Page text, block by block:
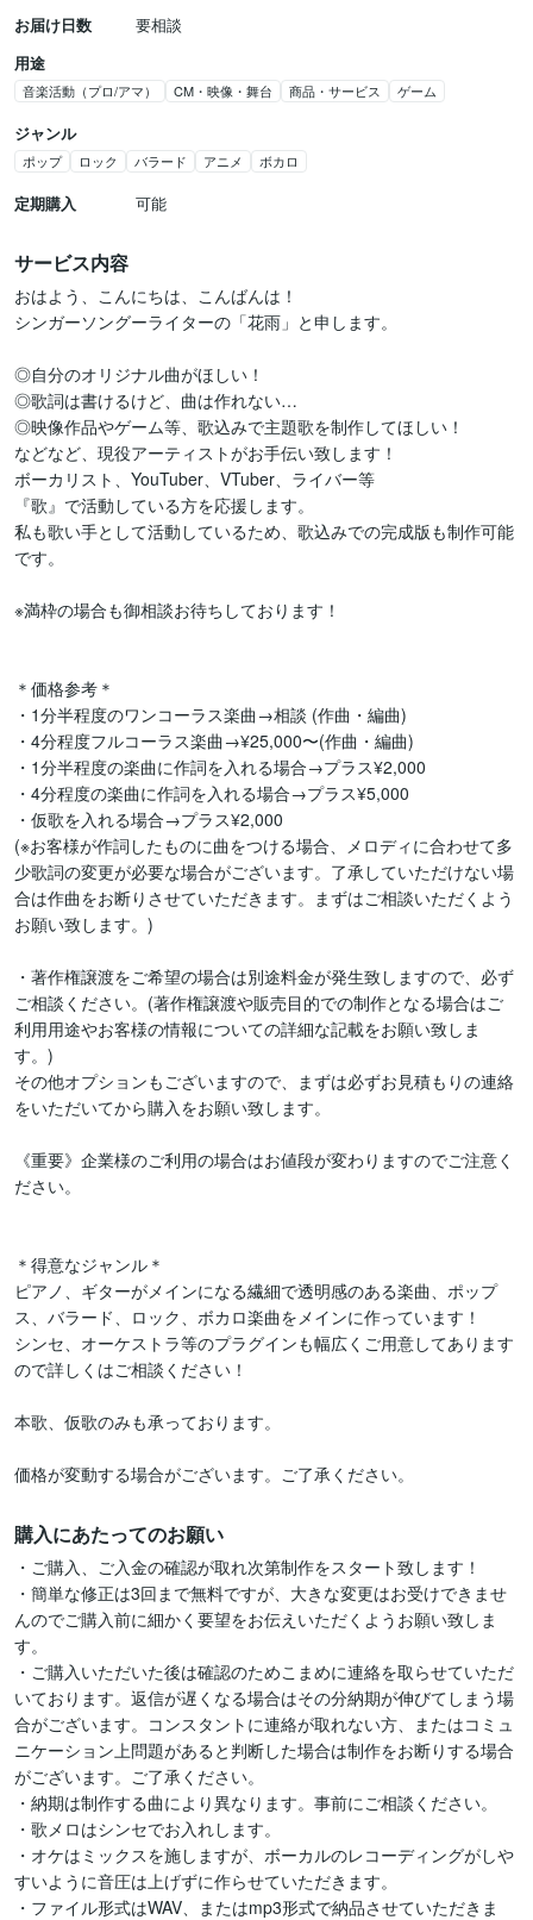
お届け日数
要相談
用途
音楽活動（プロ/アマ） CM・映像・舞台 商品・サービス ゲーム
ジャンル
ポップ ロック バラード アニメ ボカロ
定期購入 可能
サービス内容
おはよう、こんにちは、こんばんは！
シンガーソングーライターの「花雨」と申します。
◎自分のオリジナル曲がほしい！
◎歌詞は書けるけど、曲は作れない…
◎映像作品やゲーム等、歌込みで主題歌を制作してほしい！
などなど、現役アーティストがお手伝い致します！
ボーカリスト、YouTuber、VTuber、ライバー等
『歌』で活動している方を応援します。
私も歌い手として活動しているため、歌込みでの完成版も制作可能
です。
※満枠の場合も御相談お待ちしております！
＊価格参考＊
・1分半程度のワンコーラス楽曲→相談 (作曲・編曲)
・4分程度フルコーラス楽曲→¥25,000〜(作曲・編曲)
・1分半程度の楽曲に作詞を入れる場合→プラス¥2,000
・4分程度の楽曲に作詞を入れる場合→プラス¥5,000
・仮歌を入れる場合→プラス¥2,000
(※お客様が作詞したものに曲をつける場合、メロディに合わせて多
少歌詞の変更が必要な場合がございます。了承していただけない場
合は作曲をお断りさせていただきます。まずはご相談いただくよう
お願い致します。)
・著作権譲渡をご希望の場合は別途料金が発生致しますので、必ず
ご相談ください。(著作権譲渡や販売目的での制作となる場合はご
利用用途やお客様の情報についての詳細な記載をお願い致しま
す。)
その他オプションもございますので、まずは必ずお見積もりの連絡
をいただいてから購入をお願い致します。
《重要》企業様のご利用の場合はお値段が変わりますのでご注意く
ださい。
＊得意なジャンル＊
ピアノ、ギターがメインになる繊細で透明感のある楽曲、ポップ
ス、バラード、ロック、ボカロ楽曲をメインに作っています！
シンセ、オーケストラ等のプラグインも幅広くご用意してあります
ので詳しくはご相談ください！
本歌、仮歌のみも承っております。
購入にあたってのお願い
・ご購入、ご入金の確認が取れ次第制作をスタート致します！
・簡単な修正は3回まで無料ですが、大きな変更はお受けできませ
んのでご購入前に細かく要望をお伝えいただくようお願い致しま
す。
・ご購入いただいた後は確認のためこまめに連絡を取らせていただ
いております。返信が遅くなる場合はその分納期が伸びてしまう場
合がございます。コンスタントに連絡が取れない方、またはコミュ
ニケーション上問題があると判断した場合は制作をお断りする場合
がございます。ご了承ください。
・納期は制作する曲により異なります。事前にご相談ください。
・歌メロはシンセでお入れします。
・オケはミックスを施しますが、ボーカルのレコーディングがしや
すいように音圧は上げずに作らせていただきます。
・ファイル形式はWAV、またはmp3形式で納品させていただきま